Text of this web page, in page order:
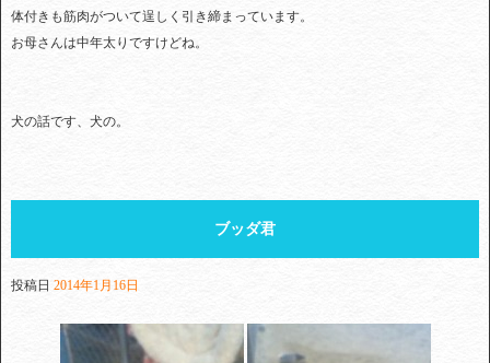
体付きも筋肉がついて逞しく引き締まっています。
お母さんは中年太りですけどね。
犬の話です、犬の。
ブッダ君
投稿日 2014年1月16日